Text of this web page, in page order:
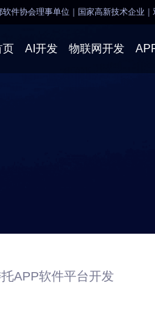
件协会理事单位 国家高新技术企业
页 AI开发 物联网开发
APP软件平台开发